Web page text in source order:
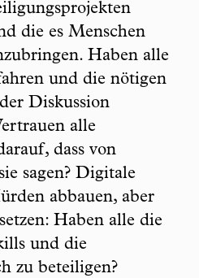
die es Menschen
Haben alle
und die nötigen
Diskussion
alle
dass von
sagen? Digitale
abbauen, aber
Haben alle die
und die
zu beteiligen?